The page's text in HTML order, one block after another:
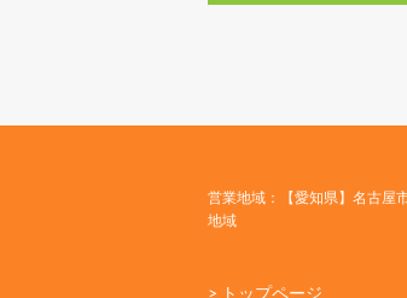
営業地域：【愛知県】名古屋
地域
> トップページ